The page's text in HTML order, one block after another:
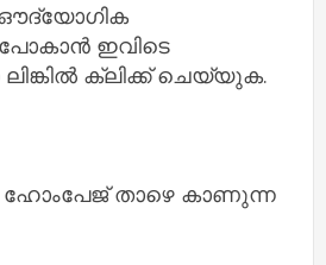
ഔദ്യോഗിക
ഇവിടെ
ലിങ്കിൽ ക്ലിക്ക് ചെയ്യുക.
ഹോംപേജ് താഴെ കാണുന്ന